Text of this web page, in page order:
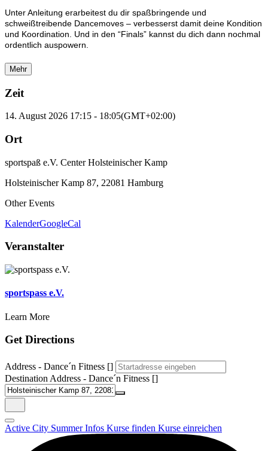
Unter Anleitung erarbeitest du dir spaßbringende und
schweißtreibende Dancemoves – verbesserst damit deine Kondition
und Koordination. Und in den “Finals” kannst du dich dann nochmal
ordentlich auspowern.
Mehr
Zeit
14. August 2026 17:15 - 18:05(GMT+02:00)
Ort
sportspaß e.V. Center Holsteinischer Kamp
Holsteinischer Kamp 87, 22081 Hamburg
Other Events
KalenderGoogleCal
Veranstalter
sportspass e.V.
Learn More
Get Directions
Address - Dance´n Fitness []
Destination Address - Dance´n Fitness []
Active City SummerInfos Kurse finden Kurse einreichen